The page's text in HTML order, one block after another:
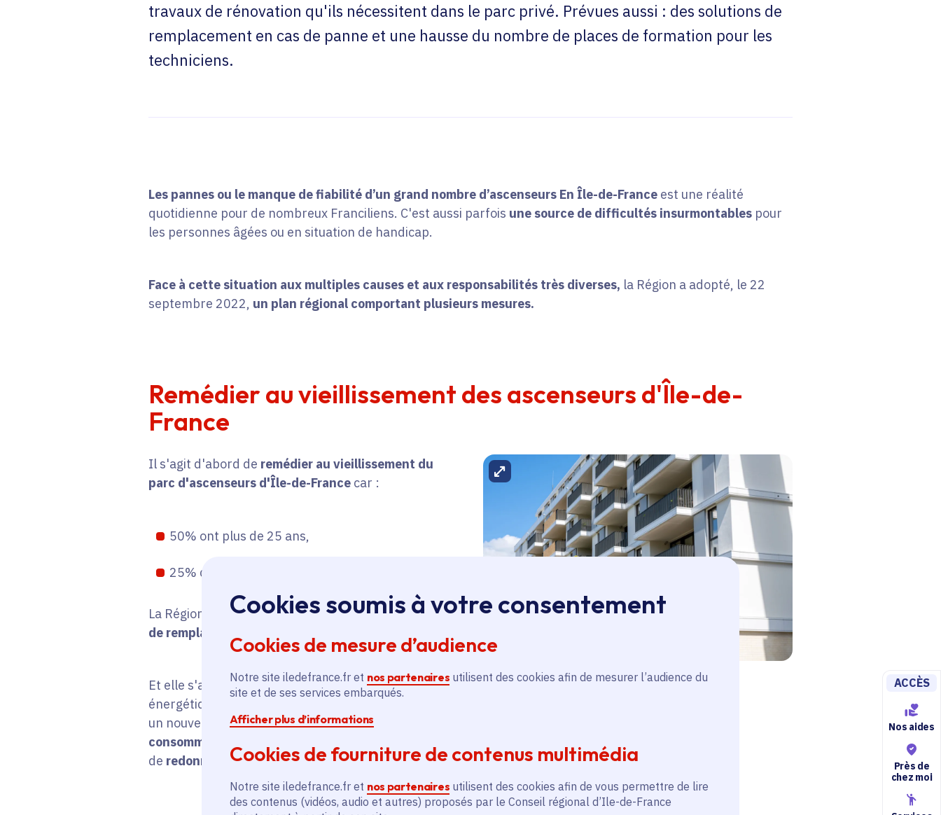
Cookies soumis à votre consentement
Cookies de mesure d’audience
Notre site iledefrance.fr et nos partenaires utilisent des cookies afin de mesurer l’audience du
site et de ses services embarqués.
Afficher plus d’informations
Cookies de fourniture de contenus multimédia
Notre site iledefrance.fr et nos partenaires utilisent des cookies afin de vous permettre de lire
des contenus (vidéos, audio et autres) proposés par le Conseil régional d’Ile-de-France
ACCÈS
Nos aides
Près de
chez moi
travaux de rénovation qu'ils nécessitent dans le parc privé. Prévues aussi : des solutions de
remplacement en cas de panne et une hausse du nombre de places de formation pour les
techniciens.
Les pannes ou le manque de fiabilité d’un grand nombre d’ascenseurs En Île-de-France est une réalité
quotidienne pour de nombreux Franciliens. C'est aussi parfois une source de difficultés insurmontablespour
les personnes âgées ou en situation de handicap.
Face à cette situation aux multiples causes et aux responsabilités très diverses, la Région a adopté, le 22
septembre 2022, un plan régional comportant plusieurs mesures.
Remédier au vieillissement des ascenseurs d'Île-de-
France
Il s'agit d'abord de remédier au vieillissement du
parc d'ascenseurs d'Île-de-France car :
50% ont plus de 25 ans,
25% d'entre eux ont plus de 40 ans.
La Région veut doncdoubler le rythme actuel moyen
de remplacement des ascenseurs.
Et elle s'appuie pour cela sur un argument
énergétique :
en plus d'apporter fiabilité et sécurité,
un nouvel ascenseur permet dediviser par 3 la
consommation électrique d'une copropriété,
de redonner du pouvoir d'achat aux copropriétaires.
Agrandir l'image